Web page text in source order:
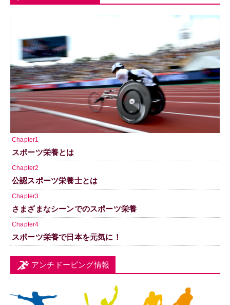
Chapter1
スポーツ栄養とは
Chapter2
公認スポーツ栄養士とは
Chapter3
さまざまなシーンでのスポーツ栄養
Chapter4
スポーツ栄養で日本を元気に！
アンチドーピング情報